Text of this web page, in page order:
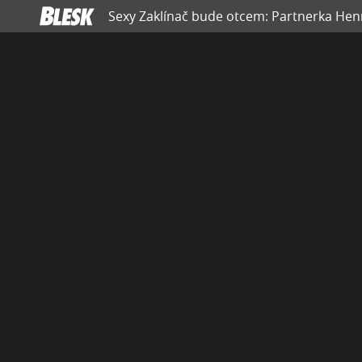
Sexy Zaklínač bude otcem: Partnerka